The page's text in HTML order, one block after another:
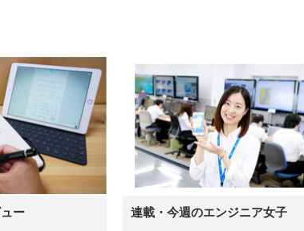
ー 連載・今週のエンジニア女子